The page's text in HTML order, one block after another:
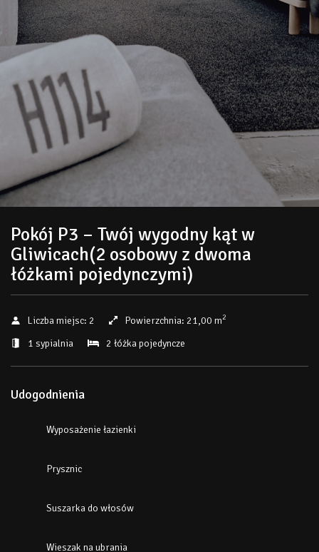
Pokój P3 – Twój wygodny kąt w
Gliwicach(2 osobowy z dwoma
łóżkami pojedynczymi)
Liczba miejsc: 2 Powierzchnia: 21,00 m2
1 sypialnia 2 łóżka pojedyncze
Udogodnienia
Wyposażenie łazienki
Prysznic
Suszarka do włosów
Wieszak na ubrania